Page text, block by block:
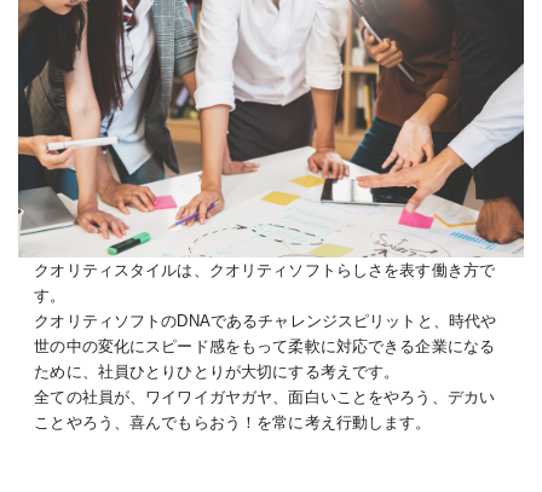
クオリティスタイルは、クオリティソフトらしさを表す働き方で
す。
クオリティソフトのDNAであるチャレンジスピリットと、時代や
世の中の変化にスピード感をもって柔軟に対応できる企業になる
ために、社員ひとりひとりが大切にする考えです。
全ての社員が、ワイワイガヤガヤ、面白いことをやろう、デカい
ことやろう、喜んでもらおう！を常に考え行動します。